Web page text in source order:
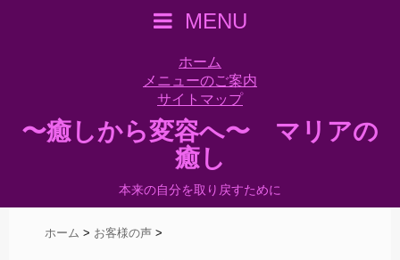
MENU
ホーム
メニューのご案内
サイトマップ
〜癒しから変容へ〜 マリアの
癒し
本来の自分を取り戻すために
ホーム > お客様の声 >